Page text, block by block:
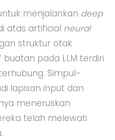
menjalankan deep
atas artificial neural
struktur otak
pada LLM terdiri
Simpul-
lapisan input dan
meneruskan
telah melewati